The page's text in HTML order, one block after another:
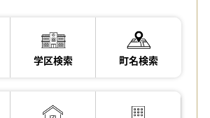
学区検索 町名検索